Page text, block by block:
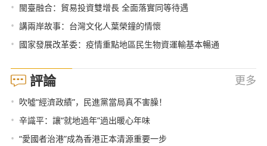
• 閩臺融合：貿易投資雙增長 全面落實同等待遇
• 講兩岸故事：台灣文化人葉榮鐘的情懷
• 國家發展改革委：疫情重點地區民生物資運輸基本暢通
評論 更多
• 吹噓“經濟政績”，民進黨當局真不害臊！
• 辛識平：讓“就地過年”過出暖心年味
• “愛國者治港”成為香港正本清源重要一步